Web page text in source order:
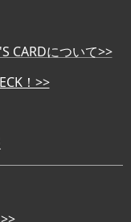
CARDについて>>
！>>